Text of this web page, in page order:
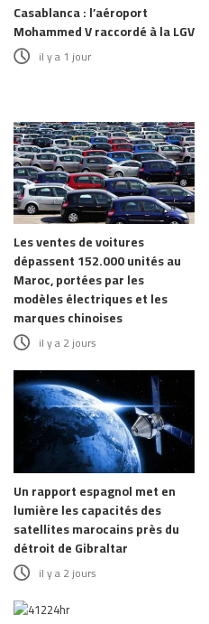
Casablanca : l’aéroport
Mohammed V raccordé à la LGV
il y a 1 jour
Les ventes de voitures
dépassent 152.000 unités au
Maroc, portées par les
modèles électriques et les
marques chinoises
il y a 2 jours
Un rapport espagnol met en
lumière les capacités des
satellites marocains près du
détroit de Gibraltar
il y a 2 jours